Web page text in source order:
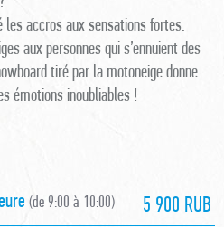
les accros aux sensations fortes.
aux personnes qui s’ennuient des
tiré par la motoneige donne
émotions inoubliables !
(de 9:00 à 10:00) 5 900 RUB